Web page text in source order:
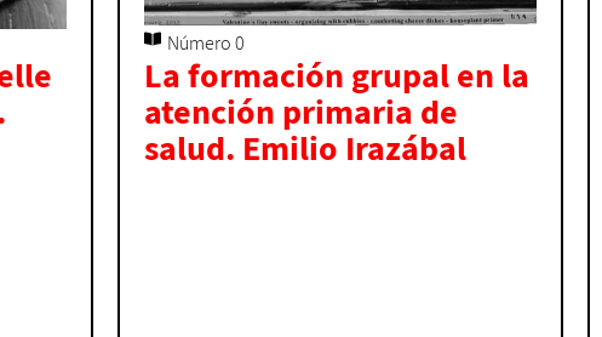
Número 0
La formación grupal en la
atención primaria de
salud. Emilio Irazábal